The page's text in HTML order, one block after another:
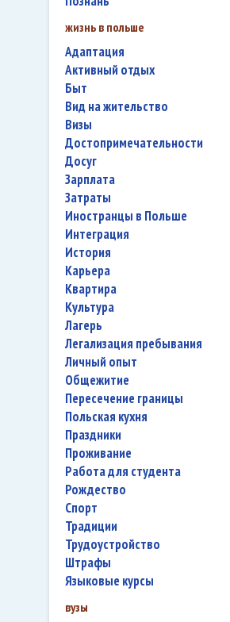
жизнь в польше
адаптация
активный отдых
быт
вид на жительство
визы
достопримечательности
досуг
зарплата
затраты
иностранцы в Польше
интеграция
история
карьера
квартира
культура
лагерь
легализация пребывания
личный опыт
общежитие
пересечение границы
польская кухня
праздники
проживание
работа для студента
Рождество
спорт
традиции
трудоустройство
штрафы
языковые курсы
вузы